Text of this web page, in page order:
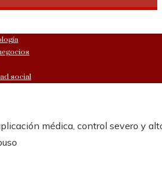
social
médica, control severo y